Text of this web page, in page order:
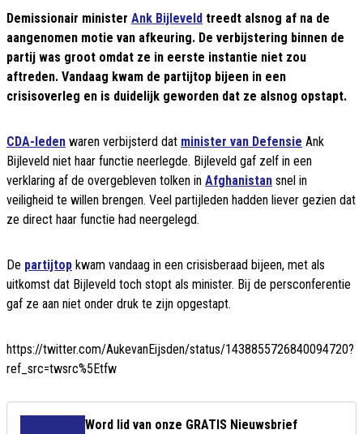
Demissionair minister Ank Bijleveld treedt alsnog af na de
aangenomen motie van afkeuring. De verbijstering binnen de
partij was groot omdat ze in eerste instantie niet zou
aftreden. Vandaag kwam de partijtop bijeen in een
crisisoverleg en is duidelijk geworden dat ze alsnog opstapt.
CDA-leden waren verbijsterd dat minister van Defensie Ank
Bijleveld niet haar functie neerlegde. Bijleveld gaf zelf in een
verklaring af de overgebleven tolken in Afghanistan snel in
veiligheid te willen brengen. Veel partijleden hadden liever gezien dat
ze direct haar functie had neergelegd.
De partijtop kwam vandaag in een crisisberaad bijeen, met als
uitkomst dat Bijleveld toch stopt als minister. Bij de persconferentie
gaf ze aan niet onder druk te zijn opgestapt.
https://twitter.com/AukevanEijsden/status/1438855726840094720?
ref_src=twsrc%5Etfw
Word lid van onze GRATIS Nieuwsbrief